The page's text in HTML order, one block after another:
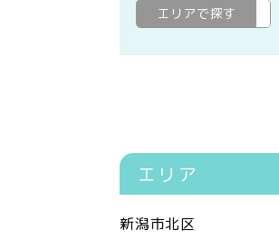
エリアで探す
エリア
新潟市北区